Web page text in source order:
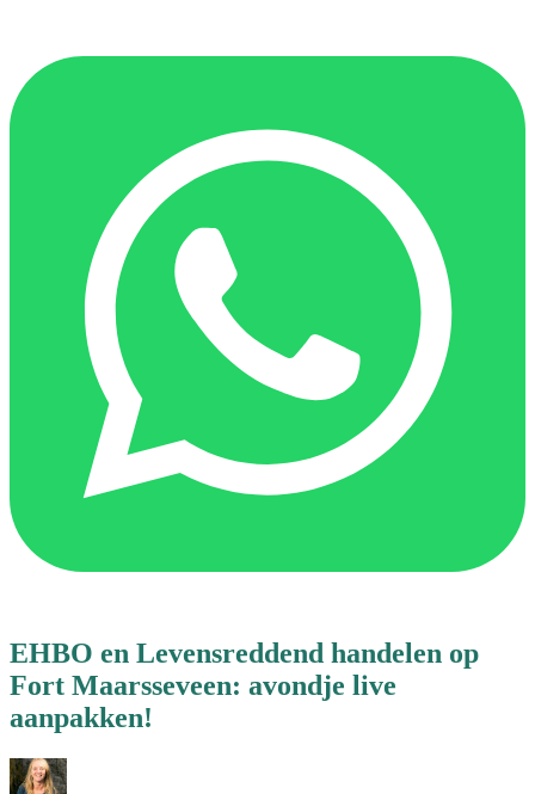
EHBO en Levensreddend handelen op
Fort Maarsseveen: avondje live
aanpakken!